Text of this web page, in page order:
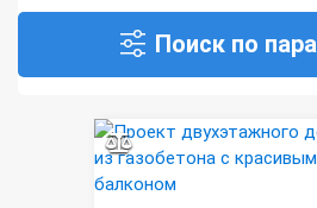
Поиск по